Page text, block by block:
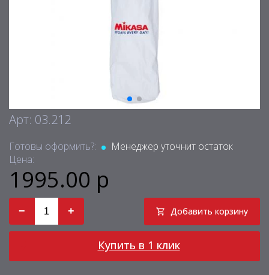
Арт: 03.212
Готовы оформить?:
Менеджер уточнит остаток
Цена:
1995.00 р
− + Добавить корзину
Купить в 1 клик